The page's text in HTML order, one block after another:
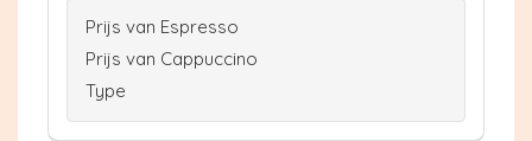
Prijs van Espresso
Prijs van Cappuccino
Type